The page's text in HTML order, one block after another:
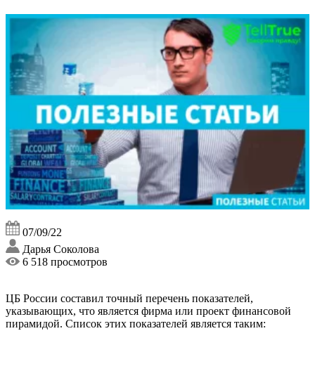
07/09/22
Дарья Соколова
6 518 просмотров
ЦБ России составил точный перечень показателей,
указывающих, что является фирма или проект финансовой
пирамидой. Список этих показателей является таким: